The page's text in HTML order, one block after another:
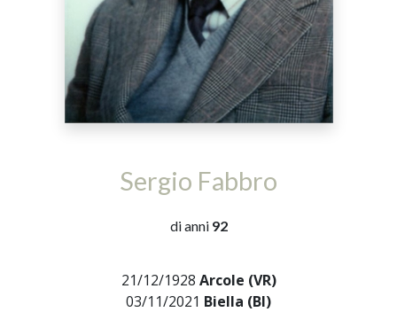
Sergio Fabbro
di anni 92
21/12/1928 Arcole (VR)
03/11/2021 Biella (BI)